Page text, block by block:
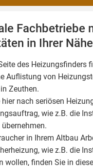
Fachbetriebe
in Ihrer
des Heizungsfinders
Auflistung von
in Zeuthen.
hier nach seriösen
wie z.B. die
in Ihrem Altbau
wie z.B. die
wollen, finden Sie in